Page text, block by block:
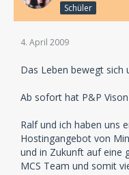
Schüler
4. April 2009
Das Leben bewegt sich
Ab sofort hat P&P
Ralf und ich haben uns
Hostingangebot von
und in Zukunft auf eine
MCS Team und somit